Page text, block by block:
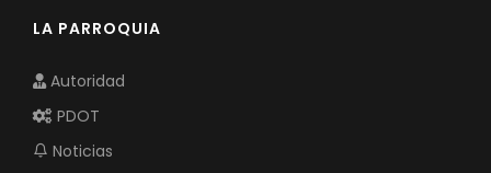
LA PARROQUIA
Autoridad
PDOT
Noticias